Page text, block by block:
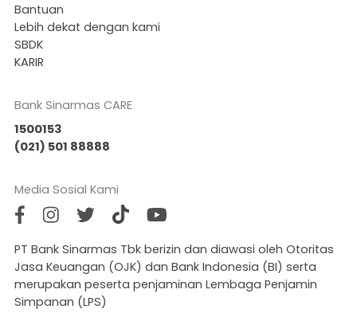
Bantuan
Lebih dekat dengan kami
SBDK
KARIR
Bank Sinarmas CARE
1500153
(021) 501 88888
Media Sosial Kami
PT Bank Sinarmas Tbk berizin dan diawasi oleh Otoritas
Jasa Keuangan (OJK) dan Bank Indonesia (BI) serta
merupakan peserta penjaminan Lembaga Penjamin
Simpanan (LPS)